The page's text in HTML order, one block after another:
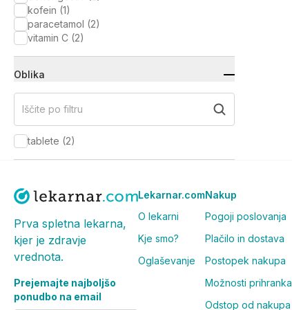
kofein (1)
paracetamol (2)
vitamin C (2)
Oblika
Iščite po filtru
tablete (2)
Prva spletna lekarna,
kjer je zdravje
vrednota.
Prejemajte najboljšo
ponudbo na email
Lekarnar.com
O lekarni
Kje smo?
Oglaševanje
Nakup
Pogoji poslovanja
Plačilo in dostava
Postopek nakupa
Možnosti prihranka
Odstop od nakupa